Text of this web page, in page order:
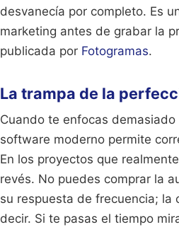
desvanecía por completo. Es
marketing antes de grabar la
publicada por Fotogramas.
La trampa de la
Cuando te enfocas
software moderno permite
En los proyectos que
revés. No puedes comprar la
su respuesta de frecuencia; la
decir. Si te pasas el tiempo